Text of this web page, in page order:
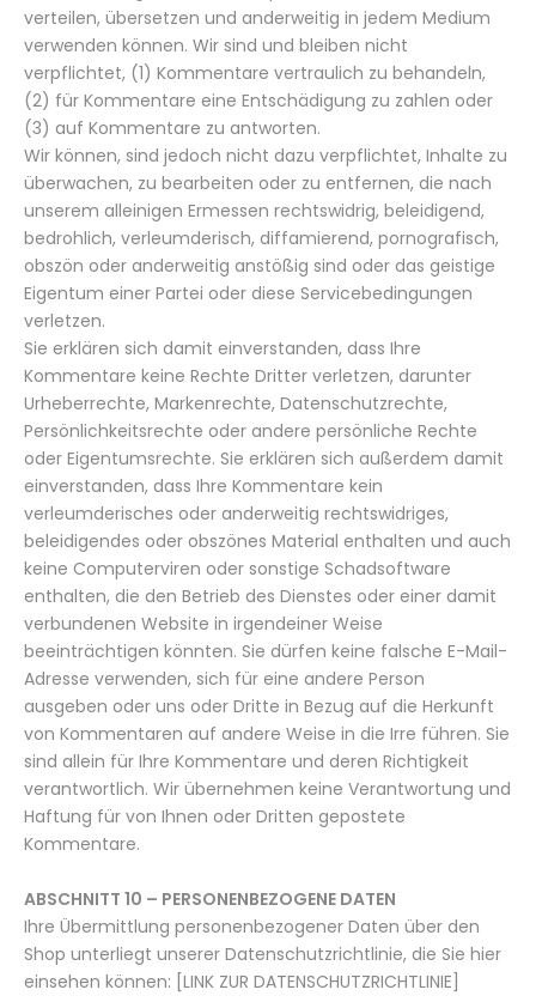
verteilen, übersetzen und anderweitig in jedem Medium
verwenden können. Wir sind und bleiben nicht
verpflichtet, (1) Kommentare vertraulich zu behandeln,
(2) für Kommentare eine Entschädigung zu zahlen oder
(3) auf Kommentare zu antworten.
Wir können, sind jedoch nicht dazu verpflichtet, Inhalte zu
überwachen, zu bearbeiten oder zu entfernen, die nach
unserem alleinigen Ermessen rechtswidrig, beleidigend,
bedrohlich, verleumderisch, diffamierend, pornografisch,
obszön oder anderweitig anstößig sind oder das geistige
Eigentum einer Partei oder diese Servicebedingungen
verletzen.
Sie erklären sich damit einverstanden, dass Ihre
Kommentare keine Rechte Dritter verletzen, darunter
Urheberrechte, Markenrechte, Datenschutzrechte,
Persönlichkeitsrechte oder andere persönliche Rechte
oder Eigentumsrechte. Sie erklären sich außerdem damit
einverstanden, dass Ihre Kommentare kein
verleumderisches oder anderweitig rechtswidriges,
beleidigendes oder obszönes Material enthalten und auch
keine Computerviren oder sonstige Schadsoftware
enthalten, die den Betrieb des Dienstes oder einer damit
verbundenen Website in irgendeiner Weise
beeinträchtigen könnten. Sie dürfen keine falsche E-Mail-
Adresse verwenden, sich für eine andere Person
ausgeben oder uns oder Dritte in Bezug auf die Herkunft
von Kommentaren auf andere Weise in die Irre führen. Sie
sind allein für Ihre Kommentare und deren Richtigkeit
verantwortlich. Wir übernehmen keine Verantwortung und
Haftung für von Ihnen oder Dritten gepostete
Kommentare.
ABSCHNITT 10 – PERSONENBEZOGENE DATEN
Ihre Übermittlung personenbezogener Daten über den
Shop unterliegt unserer Datenschutzrichtlinie, die Sie hier
einsehen können: [LINK ZUR DATENSCHUTZRICHTLINIE]